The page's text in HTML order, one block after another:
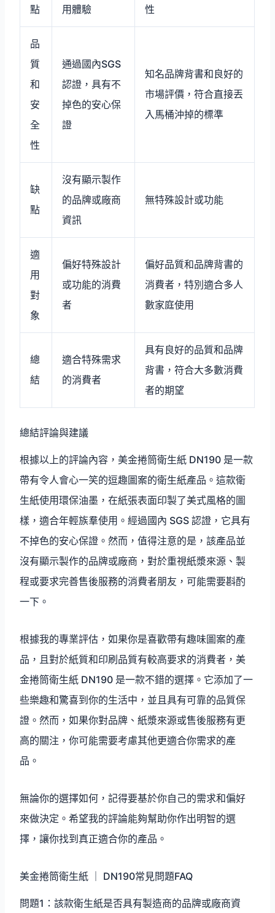
點 用體驗 性
品
質
和
安
全
性
通過國內SGS
認證，具有不
掉色的安心保
證
知名品牌背書和良好的
市場評價，符合直接丟
入馬桶沖掉的標準
缺
點
沒有顯示製作
的品牌或廠商
資訊
無特殊設計或功能
適
用
對
象
偏好特殊設計
或功能的消費
者
偏好品質和品牌背書的
消費者，特別適合多人
數家庭使用
總
結
適合特殊需求
的消費者
具有良好的品質和品牌
背書，符合大多數消費
者的期望
總結評論與建議
根據以上的評論內容，美金捲筒衛生紙 DN190 是一款
帶有令人會心一笑的逗趣圖案的衛生紙產品。這款衛
生紙使用環保油墨，在紙張表面印製了美式風格的圖
樣，適合年輕族羣使用。經過國內 SGS 認證，它具有
不掉色的安心保證。然而，值得注意的是，該產品並
沒有顯示製作的品牌或廠商，對於重視紙漿來源、製
程或要求完善售後服務的消費者朋友，可能需要斟酌
一下。
根據我的專業評估，如果你是喜歡帶有趣味圖案的產
品，且對於紙質和印刷品質有較高要求的消費者，美
金捲筒衛生紙 DN190 是一款不錯的選擇。它添加了一
些樂趣和驚喜到你的生活中，並且具有可靠的品質保
證。然而，如果你對品牌、紙漿來源或售後服務有更
高的關注，你可能需要考慮其他更適合你需求的產
品。
無論你的選擇如何，記得要基於你自己的需求和偏好
來做決定。希望我的評論能夠幫助你作出明智的選
擇，讓你找到真正適合你的產品。
美金捲筒衛生紙 ｜ DN190常見問題FAQ
問題1：該款衛生紙是否具有製造商的品牌或廠商資